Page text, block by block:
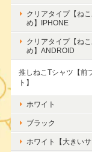
クリアタイプ【ね
め】IPHONE
クリアタイプ【ね
め】ANDROID
推しねこTシャツ【前
ト】
ホワイト
ブラック
ホワイト【大きいサ